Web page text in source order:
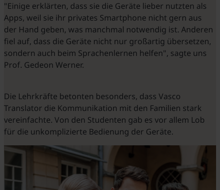
"Einige erklärten, dass sie die Geräte lieber nutzten als
Apps, weil sie ihr privates Smartphone nicht gern aus
der Hand geben, was manchmal notwendig ist. Anderen
fiel auf, dass die Geräte nicht nur großartig übersetzen,
sondern auch beim Sprachenlernen helfen", sagte uns
Prof. Gedeon Werner.
Die Lehrkräfte betonten besonders, dass Vasco
Translator die Kommunikation mit den Familien stark
vereinfachte. Von den Studenten gab es vor allem Lob
für die unkomplizierte Bedienung der Geräte.